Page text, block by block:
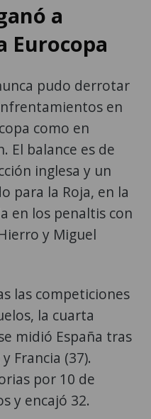
a
Eurocopa
pudo derrotar
en
como en
El balance es de
inglesa y un
para la Roja, en la
en los penaltis con
y Miguel
las competiciones
la cuarta
midió España tras
Francia (37).
por 10 de
y encajó 32.